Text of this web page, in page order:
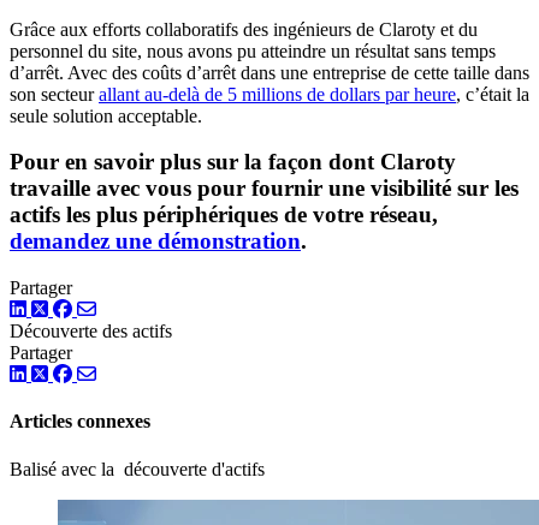
Grâce aux efforts collaboratifs des ingénieurs de Claroty et du
personnel du site, nous avons pu atteindre un résultat sans temps
d’arrêt. Avec des coûts d’arrêt dans une entreprise de cette taille dans
son secteurallant au-delà de 5 millions de dollars par heure, c’était la
seule solution acceptable.
Pour en savoir plus sur la façon dont Claroty
travaille avec vous pour fournir une visibilité sur les
actifs les plus périphériques de votre réseau,
demandez une démonstration.
Partager
LinkedIn
TwitterFacebook
Découverte des actifs
Partager
LinkedIn
TwitterFacebook
Articles connexes
Balisé avec la découverte d'actifs